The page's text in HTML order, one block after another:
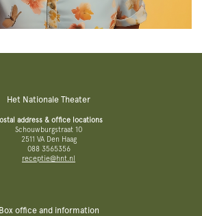
Het Nationale Theater
address & office locations
Schouwburgstraat 10
2511 VA Den Haag
088 3565356
receptie@hnt.nl
Box office and information